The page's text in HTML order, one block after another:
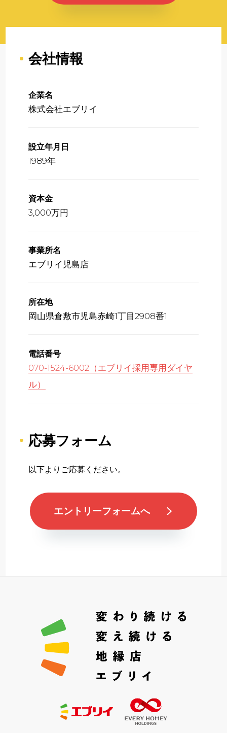
会社情報
企業名
株式会社エブリイ
設立年月日
1989年
資本金
3,000万円
事業所名
エブリイ児島店
所在地
岡山県倉敷市児島赤崎1丁目2908番1
電話番号
070-1524-6002（エブリイ採用専用ダイヤ
ル）
応募フォーム
以下よりご応募ください。
エントリーフォームへ